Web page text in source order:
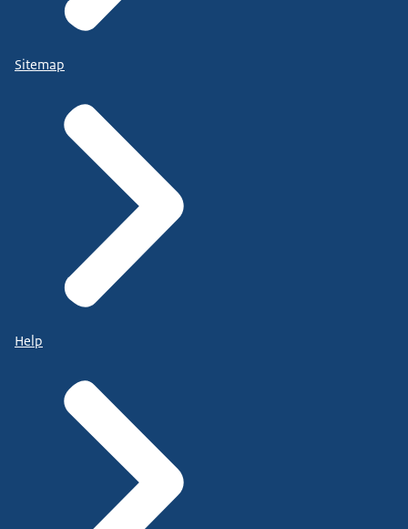
Sitemap
Help